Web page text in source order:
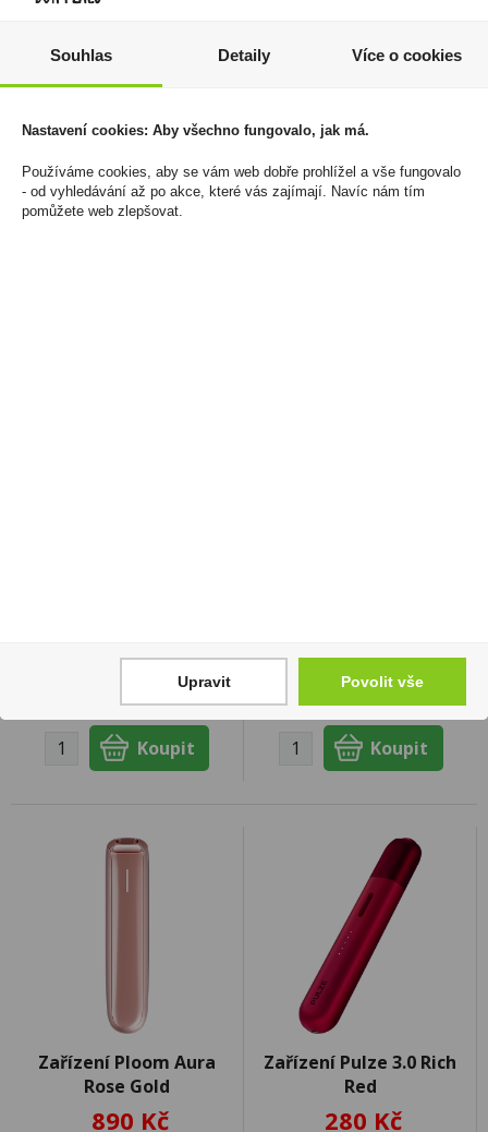
Zařízení Glo Hyper
790 Kč
Cena za:1 ks
Zařízení Ploom Aura Jet
890 Kč
890 Kč
Skladem:5 - 50 ks
890 Kč
Cena za:1 ks
Skladem:5 - 50 ks
Zařízení Ploom Aura
Rose Gold
890 Kč
Zařízení Pulze 3.0 Rich
Red
280 Kč
Souhlas Detaily Více o cookies
Nastavení cookies: Aby všechno fungovalo, jak má.
Používáme cookies, aby se vám web dobře prohlížel a vše fungovalo
- od vyhledávání až po akce, které vás zajímají. Navíc nám tím
pomůžete web zlepšovat.
Upravit Povolit vše